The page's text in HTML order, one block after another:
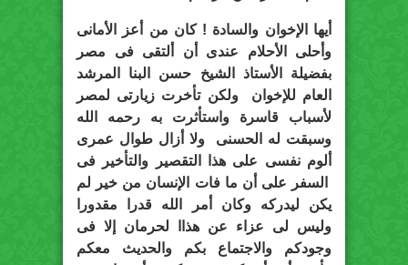
أيها الإخوان والسادة ! كان من أعز الأمانى
وأحلى الأحلام عندى أن ألتقى فى مصر
بفضيلة الأستاذ الشيخ حسن البنا المرشد
العام للإخوان ولكن تأخرت زيارتى لمصر
لأسباب قاسرة واستأثرت به رحمه الله
وسبقت له الحسنى ولا أزال طوال عمرى
ألوم نفسى على هذا التقصير والتأخير فى
السفر على أن ما فات الإنسان من خير لم
يكن ليدركه وكان أمر الله قدرا مقدورا
وليس لى عزاء عن هذاا لحرمان إلا فى
وجودكم والاجتماع بكم والحديث معكم